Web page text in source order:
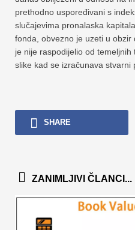
prethodno uspoređivani s
slučajevima pronalaska
fonda, obvezno je uzeti u
je nije raspodijelio od
slike kad se izračunava stvarni
SHARE
ZANIMLJIVI ČLANCI...